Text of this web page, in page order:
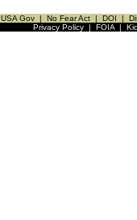
USA Gov | No Fear Act | DOI |
Privacy Policy| FOIA|